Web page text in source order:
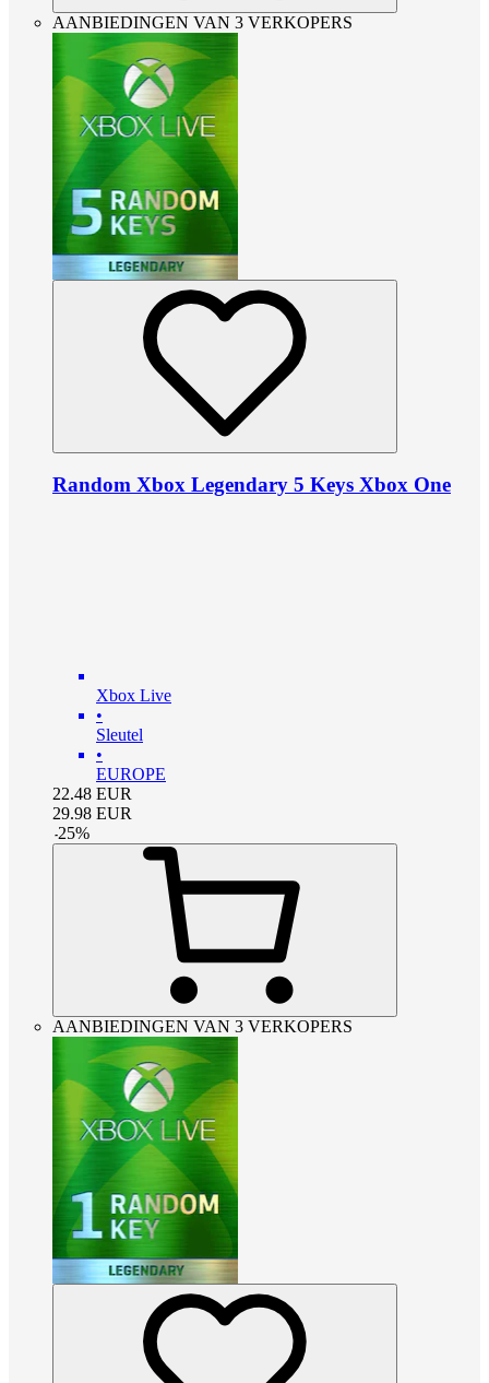
AANBIEDINGEN VAN 3 VERKOPERS
Random Xbox Legendary 5 Keys Xbox One
Xbox Live
•
Sleutel
•
EUROPE
22.48 EUR
29.98 EUR
-25%
AANBIEDINGEN VAN 3 VERKOPERS